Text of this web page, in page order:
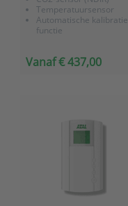
Temperatuursensor
Automatische kalibratie
functie
display
Vanaf € 437,00